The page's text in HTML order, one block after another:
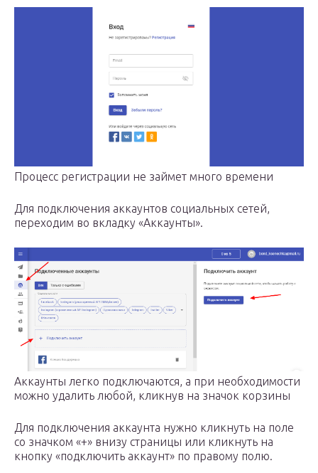
Процесс регистрации не займет много времени
Для подключения аккаунтов социальных сетей,
переходим во вкладку «Аккаунты».
Аккаунты легко подключаются, а при необходимости
можно удалить любой, кликнув на значок корзины
Для подключения аккаунта нужно кликнуть на поле
со значком «+» внизу страницы или кликнуть на
кнопку «подключить аккаунт» по правому полю.